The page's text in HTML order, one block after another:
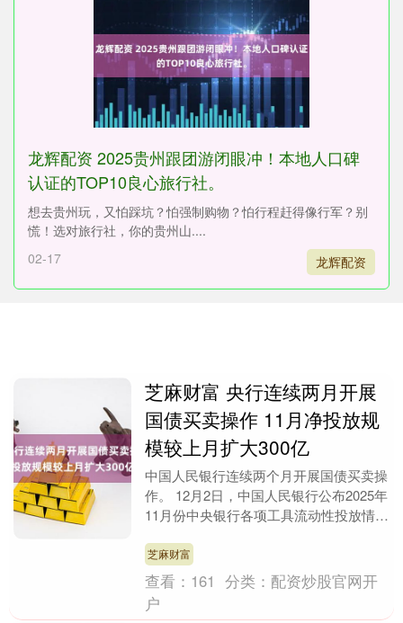
龙辉配资 2025贵州跟团游闭眼冲！本地人口碑
认证的TOP10良心旅行社。
想去贵州玩，又怕踩坑？怕强制购物？怕行程赶得像行军？别
慌！选对旅行社，你的贵州山....
02-17
龙辉配资
芝麻财富 央行连续两月开展
国债买卖操作 11月净投放规
模较上月扩大300亿
中国人民银行连续两个月开展国债买卖操
作。 12月2日，中国人民银行公布2025年
11月份中央银行各项工具流动性投放情
亿元，....
芝麻财富
查看： 161 分类： 配资炒股官网开
户